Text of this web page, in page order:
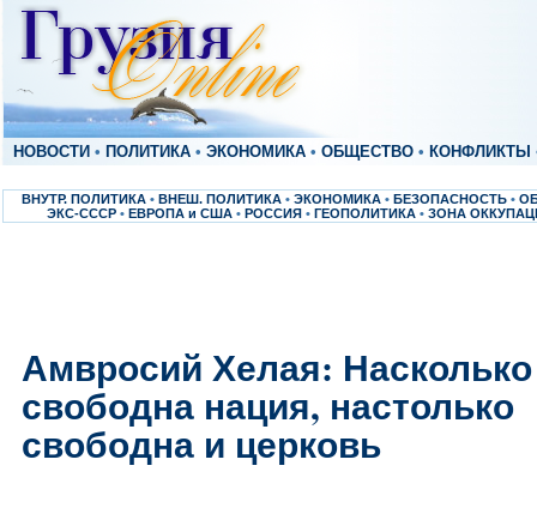
НОВОСТИ • ПОЛИТИКА • ЭКОНОМИКА • ОБЩЕСТВО • КОНФЛИКТЫ
ВНУТР. ПОЛИТИКА • ВНЕШ. ПОЛИТИКА • ЭКОНОМИКА • БЕЗОПАСНОСТЬ •
ЭКС-СССР • ЕВРОПА и США • РОССИЯ • ГЕОПОЛИТИКА • ЗОНА
Амвросий Хелая: Насколько
свободна нация, настолько
свободна и церковь